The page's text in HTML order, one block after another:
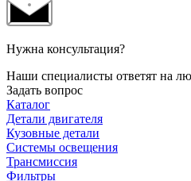
Нужна консультация?
Наши специалисты ответят на
Задать вопрос
Каталог
Детали двигателя
Кузовные детали
Системы освещения
Трансмиссия
Фильтры